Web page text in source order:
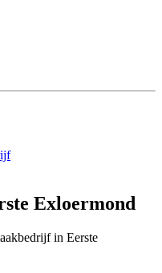
Exloermond
in Eerste